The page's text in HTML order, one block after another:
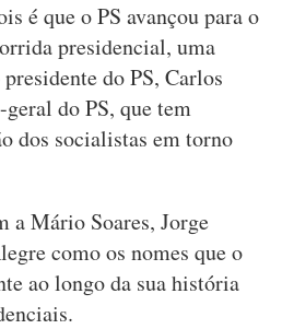
é que o PS avançou para o
presidencial, uma
do PS, Carlos
do PS, que tem
dos socialistas em torno
a Mário Soares, Jorge
como os nomes que o
ao longo da sua história